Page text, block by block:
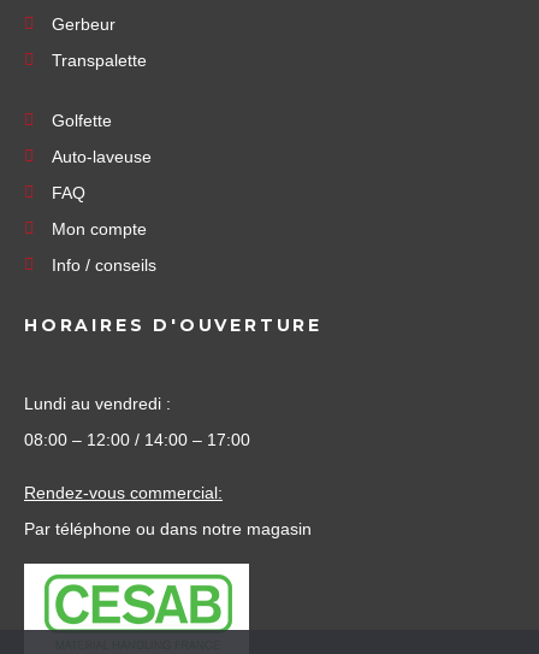
Gerbeur
Transpalette
Golfette
Auto-laveuse
FAQ
Mon compte
Info / conseils
HORAIRES D'OUVERTURE
Lundi au vendredi :
08:00 – 12:00 / 14:00 – 17:00
Rendez-vous commercial:
Par téléphone ou dans notre magasin